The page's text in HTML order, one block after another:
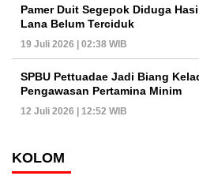
Pamer Duit Segepok Diduga
Lana Belum Terciduk
19 Juli 2026 | 02:38 WIB
SPBU Pettuadae Jadi Biang
Pengawasan Pertamina Minim
12 Juli 2026 | 12:52 WIB
KOLOM